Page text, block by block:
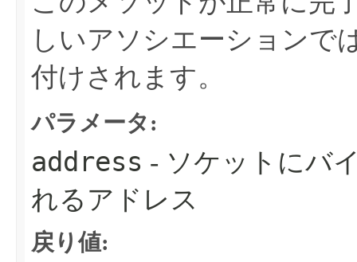
しいアソシエーションで
付けされます。
パラメータ:
address - ソケットにバ
れるアドレス
戻り値: